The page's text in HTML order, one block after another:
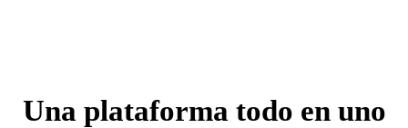
Una plataforma todo en uno